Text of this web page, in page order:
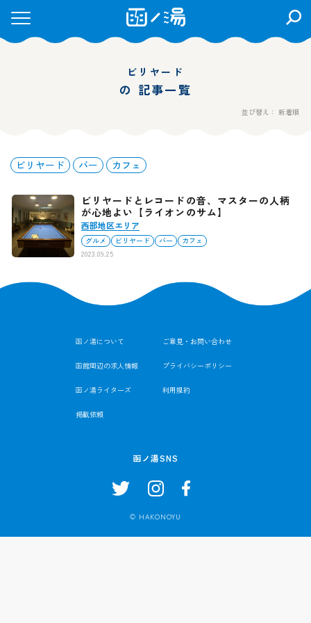
検
ビリヤード
の 記事一覧
並び替え： 新着順
ビリヤード バー カフェ
ビリヤードとレコードの音、マスターの人柄
が心地よい【ライオンのサム】
西部地区エリア
グルメ ビリヤード バー
カフェ
2023.09.25
函ノ湯について
函館周辺の求人情報
函ノ湯ライターズ
掲載依頼
ご意見・お問い合わせ
プライバシーポリシー
利用規約
函ノ湯SNS
© HAKONOYU